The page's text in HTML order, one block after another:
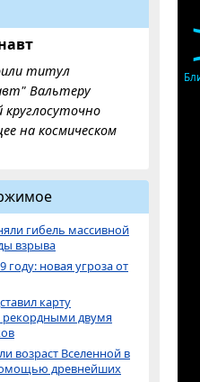
титул
Вальтеру
на космическом
гибель массивной
взрыва
году: новая угроза от
карту
рекордными двумя
возраст Вселенной в
древнейших